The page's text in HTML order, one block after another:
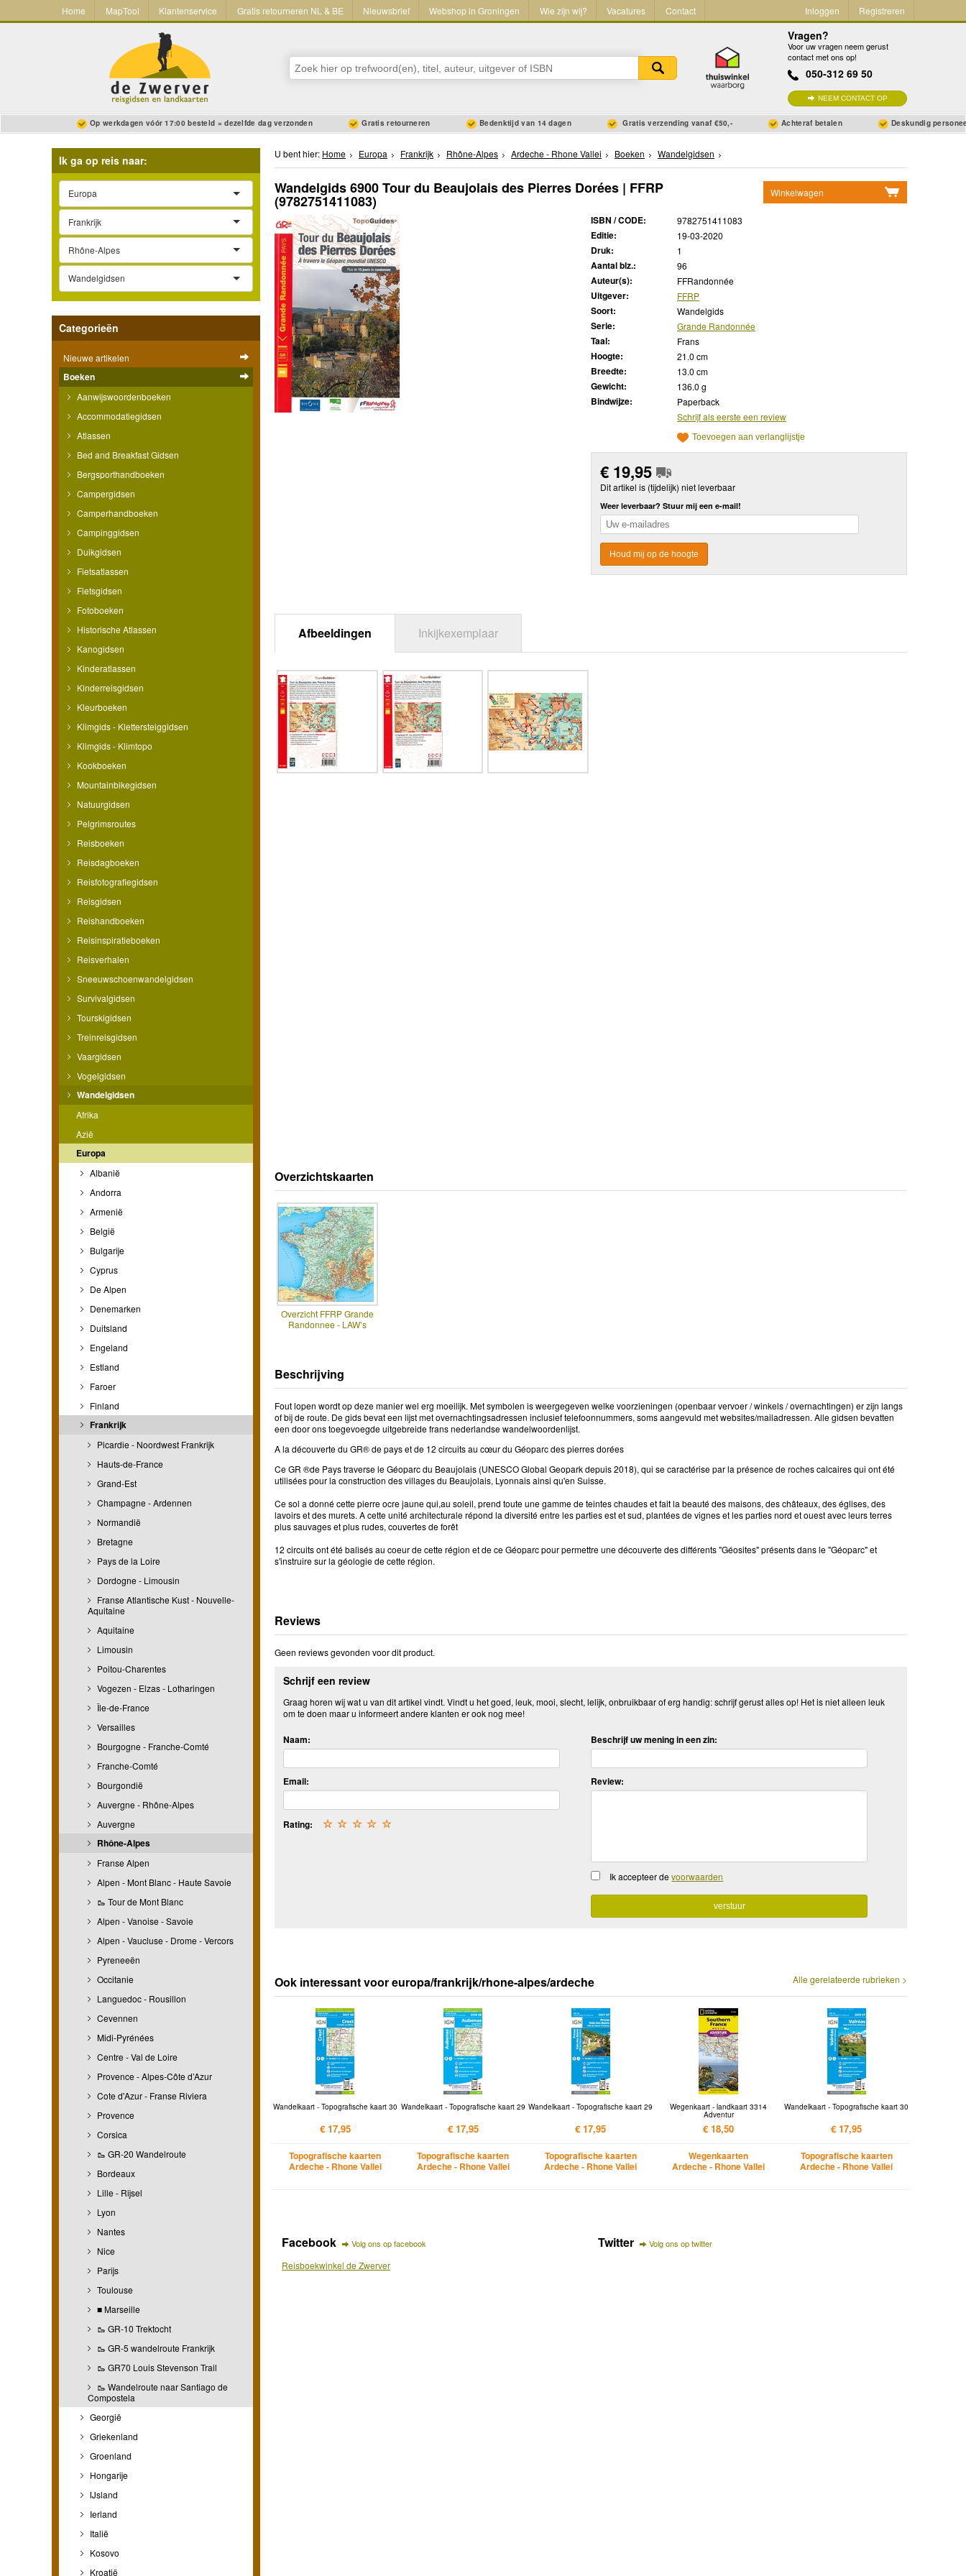
Home MapTool Klantenservice Gratis retourneren NL & BE Nieuwsbrief Webshop in Groningen Wie zijn wij? Vacatures Contact Inloggen Registreren
Vragen?
Voor uw vragen neem gerust
contact met ons op!
050-312 69 50
NEEM CONTACT OP
Op werkdagen vóór 17:00 besteld = dezelfde dag verzonden Gratis retourneren Bedenktijd van 14 dagen Gratis verzending vanaf €50,- Achteraf betalen Deskundig
Ik ga op reis naar:
Europa
Frankrijk
Rhône-Alpes
Wandelgidsen
Categorieën
Nieuwe artikelen
Boeken
Aanwijswoordenboeken
Accommodatiegidsen
Atlassen
Bed and Breakfast Gidsen
Bergsporthandboeken
Campergidsen
Camperhandboeken
Campinggidsen
Duikgidsen
Fietsatlassen
Fietsgidsen
Fotoboeken
Historische Atlassen
Kanogidsen
Kinderatlassen
Kinderreisgidsen
Kleurboeken
Klimgids - Klettersteiggidsen
Klimgids - Klimtopo
Kookboeken
Mountainbikegidsen
Natuurgidsen
Pelgrimsroutes
Reisboeken
Reisdagboeken
Reisfotografiegidsen
Reisgidsen
Reishandboeken
Reisinspiratieboeken
Reisverhalen
Sneeuwschoenwandelgidsen
Survivalgidsen
Tourskigidsen
Treinreisgidsen
Vaargidsen
Vogelgidsen
Wandelgidsen
Afrika
Azië
Europa
Albanië
Andorra
Armenië
België
Bulgarije
Cyprus
De Alpen
Denemarken
Duitsland
Engeland
Estland
Faroer
Finland
Frankrijk
Picardie - Noordwest Frankrijk
Hauts-de-France
Grand-Est
Champagne - Ardennen
Normandië
Bretagne
Pays de la Loire
Dordogne - Limousin
Franse Atlantische Kust - Nouvelle-
Aquitaine
Aquitaine
Limousin
Poitou-Charentes
Vogezen - Elzas - Lotharingen
Île-de-France
Versailles
Bourgogne - Franche-Comté
Franche-Comté
Bourgondië
Auvergne - Rhône-Alpes
Auvergne
Rhône-Alpes
Franse Alpen
Alpen - Mont Blanc - Haute Savoie
🥾 Tour de Mont Blanc
Alpen - Vanoise - Savoie
Alpen - Vaucluse - Drome - Vercors
Pyreneeën
Occitanie
Languedoc - Rousillon
Cevennen
Midi-Pyrénées
Centre - Val de Loire
Provence - Alpes-Côte d’Azur
Cote d'Azur - Franse Riviera
Provence
Corsica
🥾 GR-20 Wandelroute
Bordeaux
Lille - Rijsel
Lyon
Nantes
Nice
Parijs
Toulouse
■ Marseille
🥾 GR-10 Trektocht
🥾 GR-5 wandelroute Frankrijk
🥾 GR70 Louis Stevenson Trail
🥾 Wandelroute naar Santiago de
Compostela
Georgië
Griekenland
Groenland
Hongarije
IJsland
Ierland
Italië
Kosovo
Kroatië
U bent hier: Home Europa Frankrijk Rhône-Alpes Ardeche - Rhone Vallei Boeken Wandelgidsen
Winkelwagen
Wandelgids 6900 Tour du Beaujolais des Pierres Dorées | FFRP
(9782751411083)
ISBN / CODE: 9782751411083
Editie: 19-03-2020
Druk: 1
Aantal blz.: 96
Auteur(s): FFRandonnée
Uitgever: FFRP
Soort: Wandelgids
Serie: Grande Randonnée
Taal: Frans
Hoogte: 21.0 cm
Breedte: 13.0 cm
Gewicht: 136.0 g
Bindwijze:
Paperback
Schrijf als eerste een review
Toevoegen aan verlanglijstje
€ 19,95
Dit artikel is (tijdelijk) niet leverbaar
Weer leverbaar? Stuur mij een e-mail!
Houd mij op de hoogte
Afbeeldingen Inkijkexemplaar
Overzichtskaarten
Overzicht FFRP Grande
Randonnee - LAW’s
Beschrijving
Fout lopen wordt op deze manier wel erg moeilijk. Met symbolen is weergegeven welke voorzieningen (openbaar vervoer / winkels / overnachtingen) er zijn langs
of bij de route. De gids bevat een lijst met overnachtingsadressen inclusief telefoonnummers, soms aangevuld met websites/mailadressen. Alle gidsen bevatten
een door ons toegevoegde uitgebreide frans nederlandse wandelwoordenlijst.
A la découverte du GR® de pays et de 12 circuits au cœur du Géoparc des pierres dorées
Ce GR ®de Pays traverse le Géoparc du Beaujolais (UNESCO Global Geopark depuis 2018), qui se caractérise par la présence de roches calcaires qui ont été
utilisées pour la construction des villages du Beaujolais, Lyonnais ainsi qu'en Suisse.
Ce sol a donné cette pierre ocre jaune qui,au soleil, prend toute une gamme de teintes chaudes et fait la beauté des maisons, des châteaux, des églises, des
lavoirs et des murets. A cette unité architecturale répond la diversité entre les parties est et sud, plantées de vignes et les parties nord et ouest avec leurs terres
plus sauvages et plus rudes, couvertes de forêt
12 circuits ont été balisés au coeur de cette région et de ce Géoparc pour permettre une découverte des différents "Géosites" présents dans le "Géoparc" et
s'instruire sur la géologie de cette région.
Reviews
Geen reviews gevonden voor dit product.
Schrijf een review
Graag horen wij wat u van dit artikel vindt. Vindt u het goed, leuk, mooi, slecht, lelijk, onbruikbaar of erg handig: schrijf gerust alles op! Het is niet alleen leuk
om te doen maar u informeert andere klanten er ook nog mee!
Naam:
Email:
Rating: ☆
☆
☆
☆
☆
Beschrijf uw mening in een zin:
Review:
Ik accepteer devoorwaarden
Alle gerelateerde rubrieken >
Ook interessant voor europa/frankrijk/rhone-alpes/ardeche
Wandelkaart - Topografische kaart 30
€ 17,95
Topografische kaarten
Ardeche - Rhone Vallei
Wandelkaart - Topografische kaart 29
€ 17,95
Topografische kaarten
Ardeche - Rhone Vallei
Wandelkaart - Topografische kaart 29
€ 17,95
Topografische kaarten
Ardeche - Rhone Vallei
Wegenkaart - landkaart 3314
Adventur
€ 18,50
Wegenkaarten
Ardeche - Rhone Vallei
Wandelkaart - Topografische kaart 30
€ 17,95
Topografische kaarten
Ardeche - Rhone Vallei
Facebook Volg ons op facebook
Reisboekwinkel de Zwerver
Twitter Volg ons op twitter